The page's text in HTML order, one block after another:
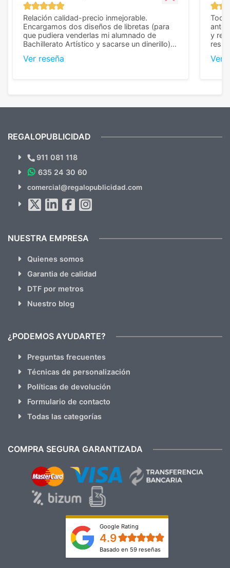
Relación calidad-precio inmejorable.
Encargamos dos diseños de libretas (para
que pudiera venderlas mi alumnado de
Bachillerato Artístico y sacarse un dinerillo) y
diferencia, con libretas de muy buena calidad
Ver reseña
Todo
y
Ver
¿Quieres ver nuestras últimas
Novedades y Ofertas?
hacemos Spam)
REGALOPUBLICIDAD
911 081 118
635 24 30 60
comercial@regalopublicidad.com
NUESTRA EMPRESA
Quienes somos
Garantia de calidad
DTF por metros
Nuestro blog
¿PODEMOS AYUDARTE?
Preguntas frecuentes
Técnicas de personalización
Políticas de devolución
Formulario de contacto
Todas las categorías
COMPRA SEGURA GARANTIZADA
Google Rating
4.9
Basado en 59 reseñas